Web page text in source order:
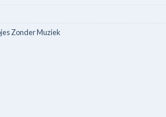
Zonder Muziek